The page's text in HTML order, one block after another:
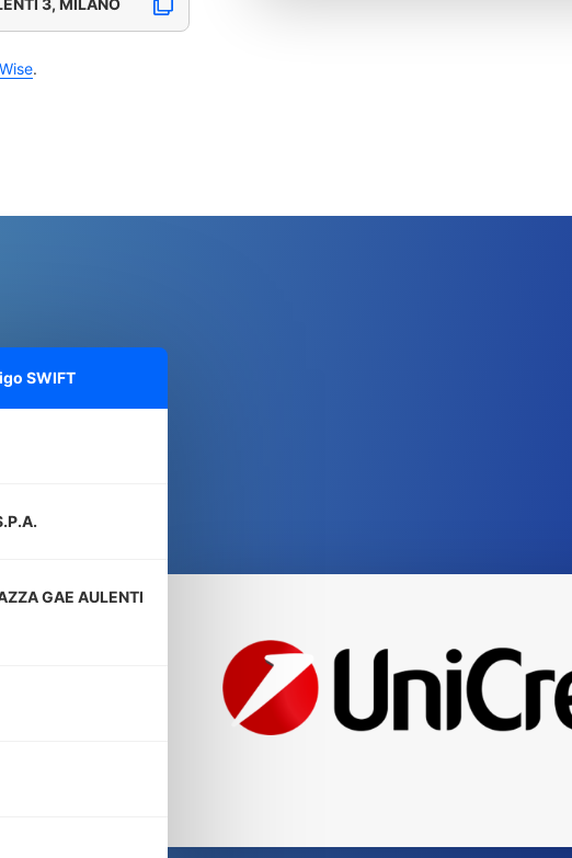
3, MILANO
Wise.
SWIFT
GAE AULENTI